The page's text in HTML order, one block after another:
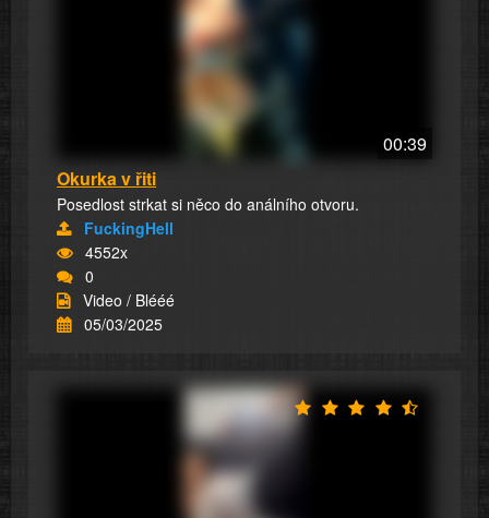
00:39
Okurka v řiti
Posedlost strkat si něco do análního otvoru.
FuckingHell
4552x
0
Video / Blééé
05/03/2025